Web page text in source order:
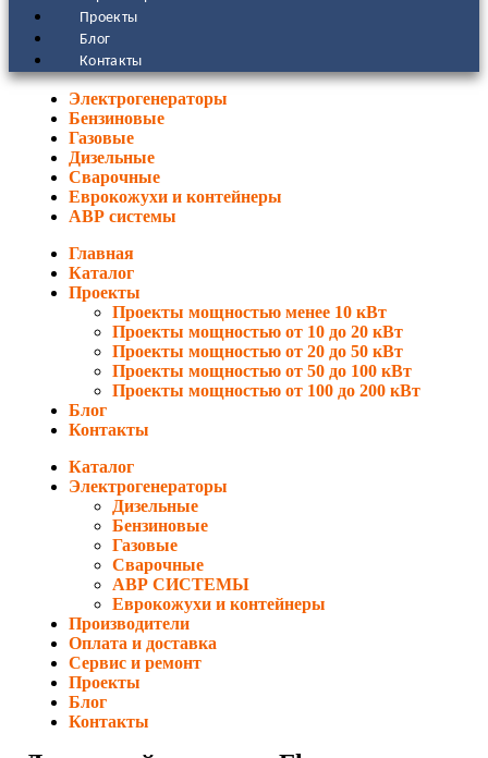
Проекты
Блог
Контакты
Электрогенераторы
Бензиновые
Газовые
Дизельные
Сварочные
Еврокожухи и контейнеры
АВР системы
Главная
Каталог
Проекты
Проекты мощностью менее 10 кВт
Проекты мощностью от 10 до 20 кВт
Проекты мощностью от 20 до 50 кВт
Проекты мощностью от 50 до 100 кВт
Проекты мощностью от 100 до 200 кВт
Блог
Контакты
Каталог
Электрогенераторы
Дизельные
Бензиновые
Газовые
Сварочные
АВР СИСТЕМЫ
Еврокожухи и контейнеры
Производители
Оплата и доставка
Сервис и ремонт
Проекты
Блог
Контакты